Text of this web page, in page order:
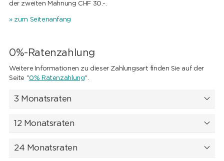
der zweiten Mahnung CHF 30.-.
» zum Seitenanfang
0%-Ratenzahlung
Weitere Informationen zu dieser Zahlungsart finden Sie auf der
Seite "0% Ratenzahlung".
3 Monatsraten
12 Monatsraten
24 Monatsraten